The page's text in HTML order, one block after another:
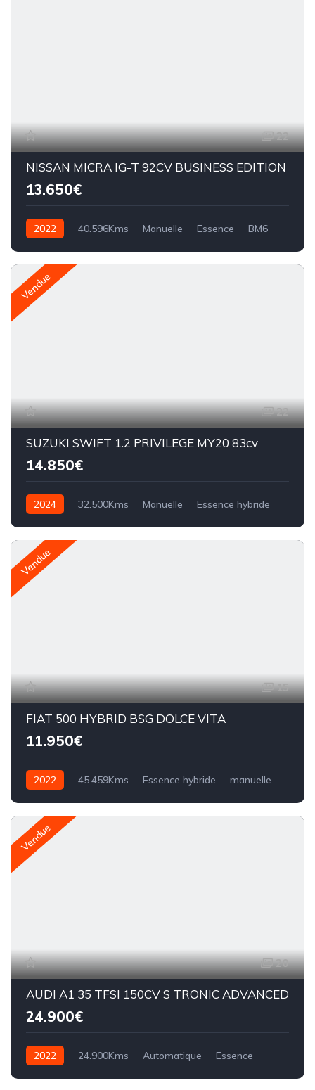
22
NISSAN MICRA IG-T 92CV BUSINESS EDITION
13.650€
2022 40.596Kms Manuelle Essence BM6
Vendue
22
SUZUKI SWIFT 1.2 PRIVILEGE MY20 83cv
14.850€
2024 32.500Kms Manuelle Essence hybride
Vendue
15
FIAT 500 HYBRID BSG DOLCE VITA
11.950€
2022 45.459Kms Essence hybride manuelle
Vendue
20
AUDI A1 35 TFSI 150CV S TRONIC ADVANCED
24.900€
2022 24.900Kms Automatique
Essence